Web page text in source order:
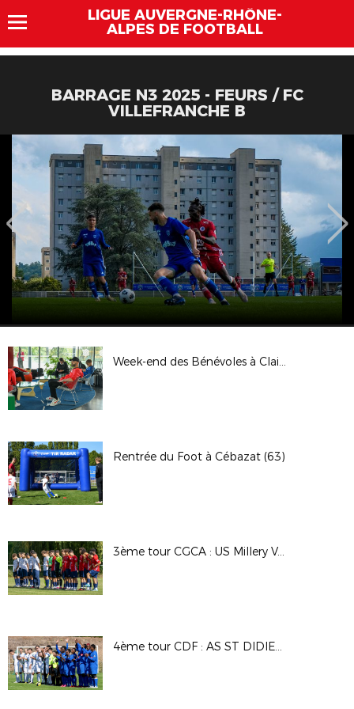
LIGUE AUVERGNE-RHÔNE-
ALPES DE FOOTBALL
BARRAGE N3 2025 - FEURS / FC
VILLEFRANCHE B
Week-end des Bénévoles à Clairefontaine - Octobre 2023
Rentrée du Foot à Cébazat (63)
3ème tour CGCA : US Millery Vourles / Andrézieux Bouthéon FC
4ème tour CDF : AS ST DIDIER ST JUST / A. OUVOIMOIJA